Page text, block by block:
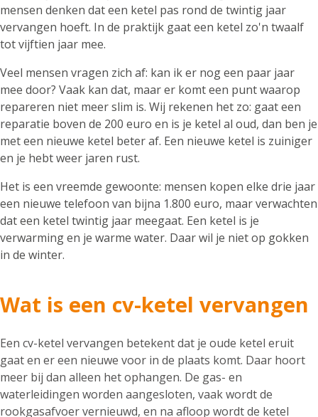
mensen denken dat een ketel pas rond de twintig jaar
vervangen hoeft. In de praktijk gaat een ketel zo'n twaalf
tot vijftien jaar mee.
Veel mensen vragen zich af: kan ik er nog een paar jaar
mee door? Vaak kan dat, maar er komt een punt waarop
repareren niet meer slim is. Wij rekenen het zo: gaat een
reparatie boven de 200 euro en is je ketel al oud, dan ben je
met een nieuwe ketel beter af. Een nieuwe ketel is zuiniger
en je hebt weer jaren rust.
Het is een vreemde gewoonte: mensen kopen elke drie jaar
een nieuwe telefoon van bijna 1.800 euro, maar verwachten
dat een ketel twintig jaar meegaat. Een ketel is je
verwarming en je warme water. Daar wil je niet op gokken
in de winter.
Wat is een cv-ketel vervangen
Een cv-ketel vervangen betekent dat je oude ketel eruit
gaat en er een nieuwe voor in de plaats komt. Daar hoort
meer bij dan alleen het ophangen. De gas- en
waterleidingen worden aangesloten, vaak wordt de
rookgasafvoer vernieuwd, en na afloop wordt de ketel